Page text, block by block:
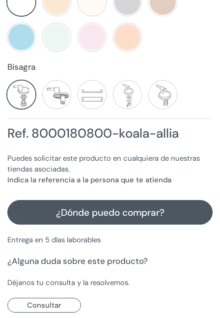
Bisagra
Ref. 8000180800-koala-allia
Puedes solicitar este producto en cualquiera de nuestras
tiendas asociadas.
Indica la referencia a la persona que te atienda
¿Dónde puedo comprar?
Entrega en 5 días laborables
¿Alguna duda sobre este producto?
Déjanos tu consulta y la resolvemos.
Consultar